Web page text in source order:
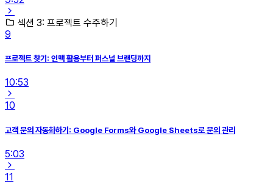
섹션 3: 프로젝트 수주하기
9
프로젝트 찾기: 인맥 활용부터 퍼스널 브랜딩까지
10:53
10
고객 문의 자동화하기: Google Forms와 Google Sheets로 문의 관리
5:03
11